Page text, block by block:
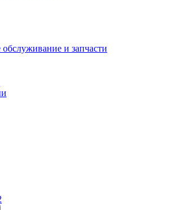
и запчасти